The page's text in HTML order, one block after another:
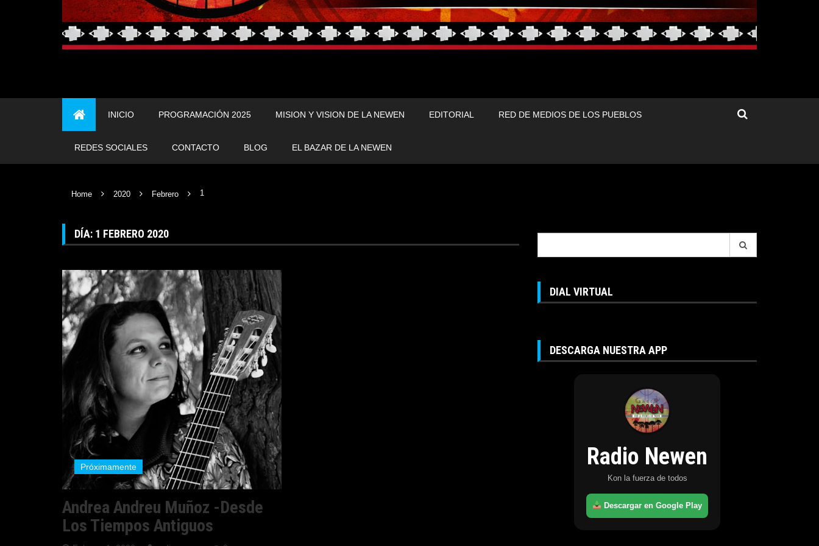
INICIO PROGRAMACIÓN 2025 MISION Y VISION DE LA NEWEN EDITORIAL RED DE MEDIOS DE LOS PUEBLOS
REDES SOCIALES CONTACTO BLOG EL BAZAR DE LA NEWEN
Home 2020 Febrero 1
DÍA: 1 FEBRERO 2020
Próximamente
Andrea Andreu Muñoz -Desde
Los Tiempos Antiguos
DIAL VIRTUAL
DESCARGA NUESTRA APP
Radio Newen
Kon la fuerza de todos
Descargar en Google Play